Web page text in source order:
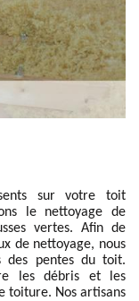
sur votre toit
le nettoyage de
vertes. Afin de
de nettoyage, nous
des pentes du toit.
les débris et les
toiture. Nos artisans